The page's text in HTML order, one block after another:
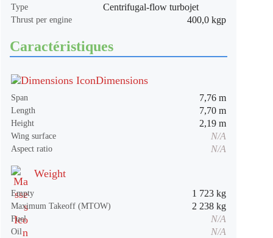
Type Centrifugal-flow turbojet
Thrust per engine 400,0 kgp
Caractéristiques
Dimensions
Span 7,76 m
Length 7,70 m
Height 2,19 m
Wing surface N/A
Aspect ratio N/A
Weight
Empty 1 723 kg
Maximum Takeoff (MTOW) 2 238 kg
Fuel N/A
Oil N/A